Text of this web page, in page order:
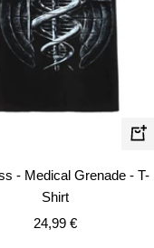
- Medical Grenade - T-
Shirt
Angebotspreis
24,99 €